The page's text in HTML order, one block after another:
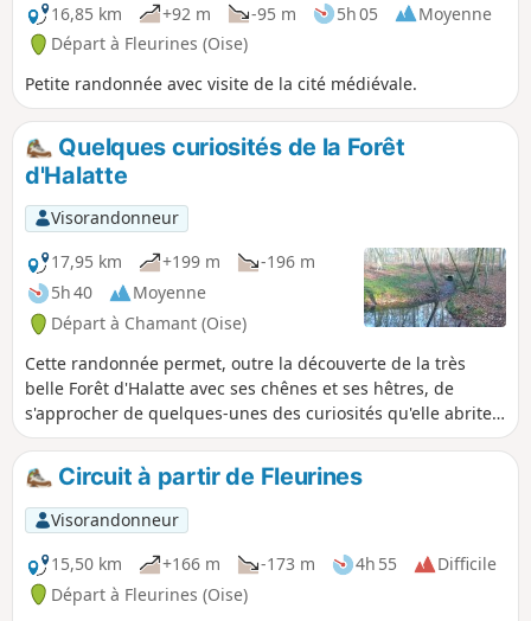
16,85 km
+92 m -95 m 5h 05
Moyenne
Départ à Fleurines (Oise)
Petite randonnée avec visite de la cité médiévale.
Quelques curiosités de la Forêt
d'Halatte
Visorandonneur
17,95 km
+199 m
-196 m
5h 40
Moyenne
Départ à Chamant (Oise)
Cette randonnée permet, outre la découverte de la très
belle Forêt d'Halatte avec ses chênes et ses hêtres, de
s'approcher de quelques-unes des curiosités qu'elle abrite.
Elles témoignent toutes de la présence et de l'activité
humaine depuis le fond des temps. Au cours du circuit, sur
les hauteurs du Mont Pagnotte, de beaux points de vue
vous attendent.
Circuit à partir de Fleurines
Visorandonneur
15,50 km
+166 m -173 m 4h 55
Difficile
Départ à Fleurines (Oise)